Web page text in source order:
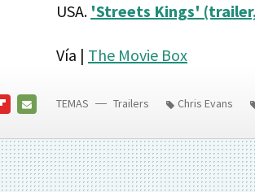
USA. 'Streets Kings'
Vía | The Movie Box
MAIL
TEMAS Trailers Chris Evans